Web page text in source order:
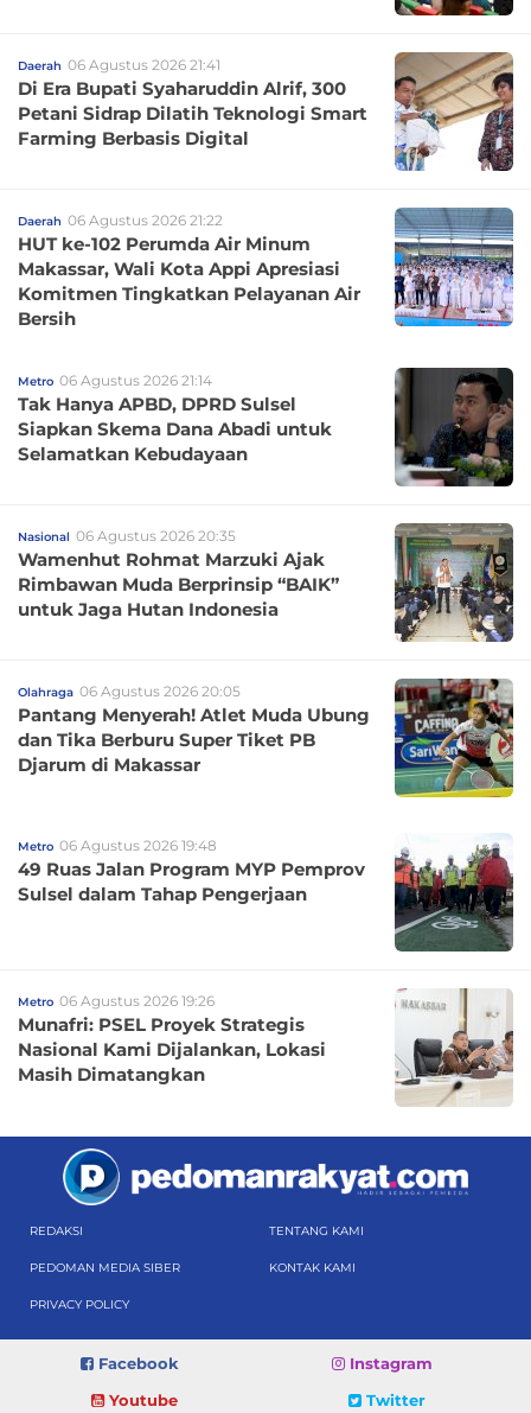
Daerah 06 Agustus 2026 21:41
Di Era Bupati Syaharuddin Alrif, 300
Petani Sidrap Dilatih Teknologi Smart
Farming Berbasis Digital
Daerah 06 Agustus 2026 21:22
HUT ke-102 Perumda Air Minum
Makassar, Wali Kota Appi Apresiasi
Komitmen Tingkatkan Pelayanan Air
Bersih
Metro 06 Agustus 2026 21:14
Tak Hanya APBD, DPRD Sulsel
Siapkan Skema Dana Abadi untuk
Selamatkan Kebudayaan
Nasional 06 Agustus 2026 20:35
Wamenhut Rohmat Marzuki Ajak
Rimbawan Muda Berprinsip “BAIK”
untuk Jaga Hutan Indonesia
Olahraga 06 Agustus 2026 20:05
Pantang Menyerah! Atlet Muda Ubung
dan Tika Berburu Super Tiket PB
Djarum di Makassar
Metro 06 Agustus 2026 19:48
49 Ruas Jalan Program MYP Pemprov
Sulsel dalam Tahap Pengerjaan
Metro 06 Agustus 2026 19:26
Munafri: PSEL Proyek Strategis
Nasional Kami Dijalankan, Lokasi
Masih Dimatangkan
REDAKSI TENTANG KAMI
PEDOMAN MEDIA SIBER KONTAK KAMI
PRIVACY POLICY
Facebook
Instagram
Youtube
Twitter